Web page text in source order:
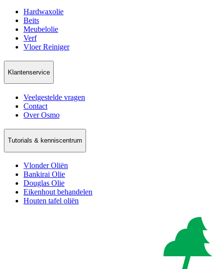
Hardwaxolie
Beits
Meubelolie
Verf
Vloer Reiniger
Klantenservice
Veelgestelde vragen
Contact
Over Osmo
Tutorials & kenniscentrum
Vlonder Oliën
Bankirai Olie
Douglas Olie
Eikenhout behandelen
Houten tafel oliën